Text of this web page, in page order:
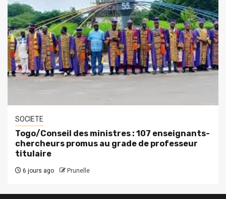
SOCIETE
Togo/Conseil des ministres : 107 enseignants-
chercheurs promus au grade de professeur
titulaire
6 jours ago Prunelle